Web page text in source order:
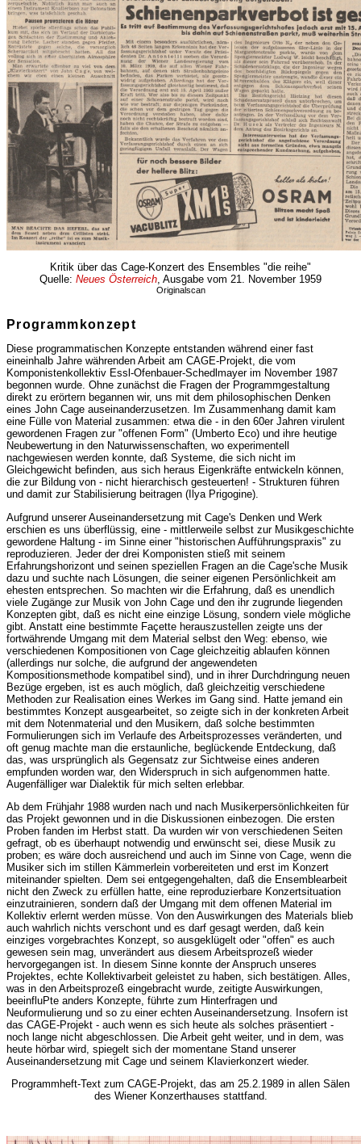
Kritik über das Cage-Konzert des Ensembles "die reihe"
Quelle: Neues Österreich , Ausgabe vom 21. November 1959
Originalscan
Programmkonzept
Diese programmatischen Konzepte entstanden während einer fast
eineinhalb Jahre währenden Arbeit am CAGE-Projekt, die vom
Komponistenkollektiv Essl-Ofenbauer-Schedlmayer im November 1987
begonnen wurde. Ohne zunächst die Fragen der Programmgestaltung
direkt zu erörtern begannen wir, uns mit dem philosophischen Denken
eines John Cage auseinanderzusetzen. Im Zusammenhang damit kam
eine Fülle von Material zusammen: etwa die - in den 60er Jahren virulent
gewordenen Fragen zur "offenen Form" (Umberto Eco) und ihre heutige
Neubewertung in den Naturwissenschaften, wo experimentell
nachgewiesen werden konnte, daß Systeme, die sich nicht im
Gleichgewicht befinden, aus sich heraus Eigenkräfte entwickeln können,
die zur Bildung von - nicht hierarchisch gesteuerten! - Strukturen führen
und damit zur Stabilisierung beitragen (Ilya Prigogine).
Aufgrund unserer Auseinandersetzung mit Cage's Denken und Werk
erschien es uns überflüssig, eine - mittlerweile selbst zur Musikgeschichte
gewordene Haltung - im Sinne einer "historischen Aufführungspraxis" zu
reproduzieren. Jeder der drei Komponisten stieß mit seinem
Erfahrungshorizont und seinen speziellen Fragen an die Cage'sche Musik
dazu und suchte nach Lösungen, die seiner eigenen Persönlichkeit am
ehesten entsprechen. So machten wir die Erfahrung, daß es unendlich
viele Zugänge zur Musik von John Cage und den ihr zugrunde liegenden
Konzepten gibt, daß es nicht eine einzige Lösung, sondern viele mögliche
gibt. Anstatt eine bestimmte Façette herauszustellen zeigte uns der
fortwährende Umgang mit dem Material selbst den Weg: ebenso, wie
verschiedenen Kompositionen von Cage gleichzeitig ablaufen können
(allerdings nur solche, die aufgrund der angewendeten
Kompositionsmethode kompatibel sind), und in ihrer Durchdringung neuen
Bezüge ergeben, ist es auch möglich, daß gleichzeitig verschiedene
Methoden zur Realisation eines Werkes im Gang sind. Hatte jemand ein
bestimmtes Konzept ausgearbeitet, so zeigte sich in der konkreten Arbeit
mit dem Notenmaterial und den Musikern, daß solche bestimmten
Formulierungen sich im Verlaufe des Arbeitsprozesses veränderten, und
oft genug machte man die erstaunliche, beglückende Entdeckung, daß
das, was ursprünglich als Gegensatz zur Sichtweise eines anderen
empfunden worden war, den Widerspruch in sich aufgenommen hatte.
Augenfälliger war Dialektik für mich selten erlebbar.
Ab dem Frühjahr 1988 wurden nach und nach Musikerpersönlichkeiten für
das Projekt gewonnen und in die Diskussionen einbezogen. Die ersten
Proben fanden im Herbst statt. Da wurden wir von verschiedenen Seiten
gefragt, ob es überhaupt notwendig und erwünscht sei, diese Musik zu
proben; es wäre doch ausreichend und auch im Sinne von Cage, wenn die
Musiker sich im stillen Kämmerlein vorbereiteten und erst im Konzert
miteinander spielten. Dem sei entgegengehalten, daß die Ensemblearbeit
nicht den Zweck zu erfüllen hatte, eine reproduzierbare Konzertsituation
einzutrainieren, sondern daß der Umgang mit dem offenen Material im
Kollektiv erlernt werden müsse. Von den Auswirkungen des Materials blieb
auch wahrlich nichts verschont und es darf gesagt werden, daß kein
einziges vorgebrachtes Konzept, so ausgeklügelt oder "offen" es auch
gewesen sein mag, unverändert aus diesem Arbeitsprozeß wieder
hervorgegangen ist. In diesem Sinne konnte der Anspruch unseres
Projektes, echte Kollektivarbeit geleistet zu haben, sich bestätigen. Alles,
was in den Arbeitsprozeß eingebracht wurde, zeitigte Auswirkungen,
beeinfluPte anders Konzepte, führte zum Hinterfragen und
Neuformulierung und so zu einer echten Auseinandersetzung. Insofern ist
das CAGE-Projekt - auch wenn es sich heute als solches präsentiert -
noch lange nicht abgeschlossen. Die Arbeit geht weiter, und in dem, was
heute hörbar wird, spiegelt sich der momentane Stand unserer
Auseinandersetzung mit Cage und seinem Klavierkonzert wieder.
Programmheft-Text zum CAGE-Projekt, das am 25.2.1989 in allen Sälen
des Wiener Konzerthauses stattfand.